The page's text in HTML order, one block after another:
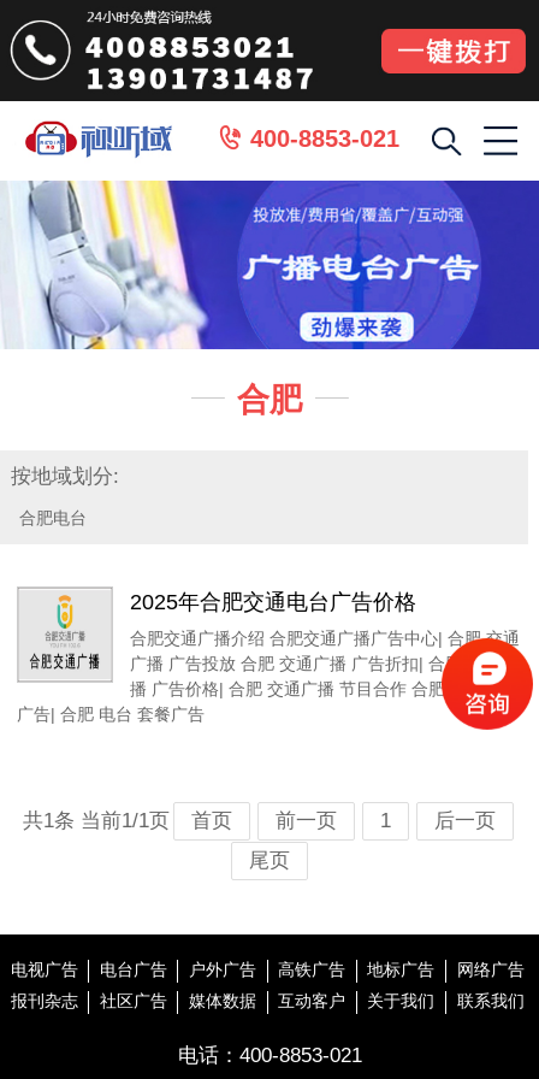
 400-8853-021
 合肥 
按地域划分:
合肥电台
2025年合肥交通电台广告价格
合肥交通广播介绍 合肥交通广播广告中心| 合肥 交通
广播 广告投放 合肥 交通广播 广告折扣| 合肥 交通广
播 广告价格| 合肥 交通广播 节目合作 合肥 电台常规
广告| 合肥 电台 套餐广告
共1条 当前1/1页 首页 前一页 1
后一页
尾页
电视广告 电台广告 户外广告 高铁广告 地标广告
网络广告
报刊杂志
社区广告 媒体数据 互动客户 关于我们 联系我们
电话： 400-8853-021